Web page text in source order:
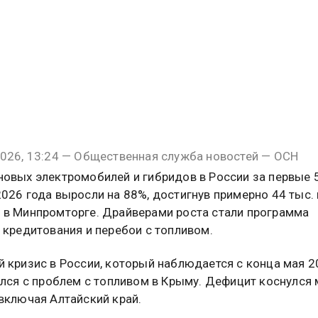
13:24 — Общественная служба новостей — ОСН
электромобилей и гибридов в России за первые
года выросли на 88%, достигнув примерно 44
Минпромторге. Драйверами роста стали программа
кредитования и перебои с топливом.
кризис в России, который наблюдается с конца мая
с проблем с топливом в Крыму. Дефицит коснулся
Алтайский край.